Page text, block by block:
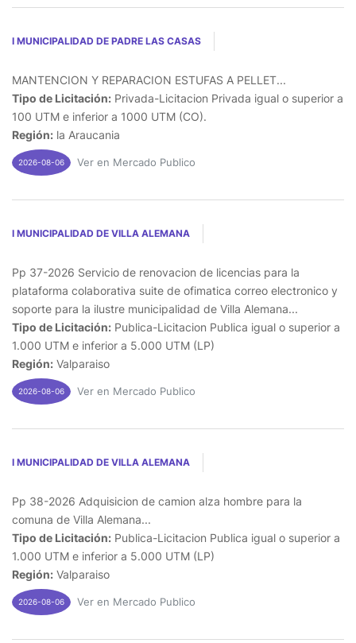
I MUNICIPALIDAD DE PADRE LAS CASAS
MANTENCION Y REPARACION ESTUFAS A PELLET...
Tipo de Licitación: Privada-Licitacion Privada igual o superior a
100 UTM e inferior a 1000 UTM (CO).
Región: la Araucania
2026-08-06 Ver en Mercado Publico
I MUNICIPALIDAD DE VILLA ALEMANA
Pp 37-2026 Servicio de renovacion de licencias para la
plataforma colaborativa suite de ofimatica correo electronico y
soporte para la ilustre municipalidad de Villa Alemana...
Tipo de Licitación: Publica-Licitacion Publica igual o superior a
1.000 UTM e inferior a 5.000 UTM (LP)
Región: Valparaiso
2026-08-06 Ver en Mercado Publico
I MUNICIPALIDAD DE VILLA ALEMANA
Pp 38-2026 Adquisicion de camion alza hombre para la
comuna de Villa Alemana...
Tipo de Licitación: Publica-Licitacion Publica igual o superior a
1.000 UTM e inferior a 5.000 UTM (LP)
Región: Valparaiso
2026-08-06 Ver en Mercado Publico